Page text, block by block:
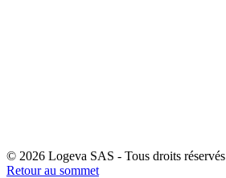
© 2026 Logeva SAS - Tous droits réservés
Retour au sommet